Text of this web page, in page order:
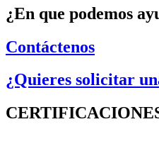
¿En que podemos
Contáctenos
¿Quieres solicitar